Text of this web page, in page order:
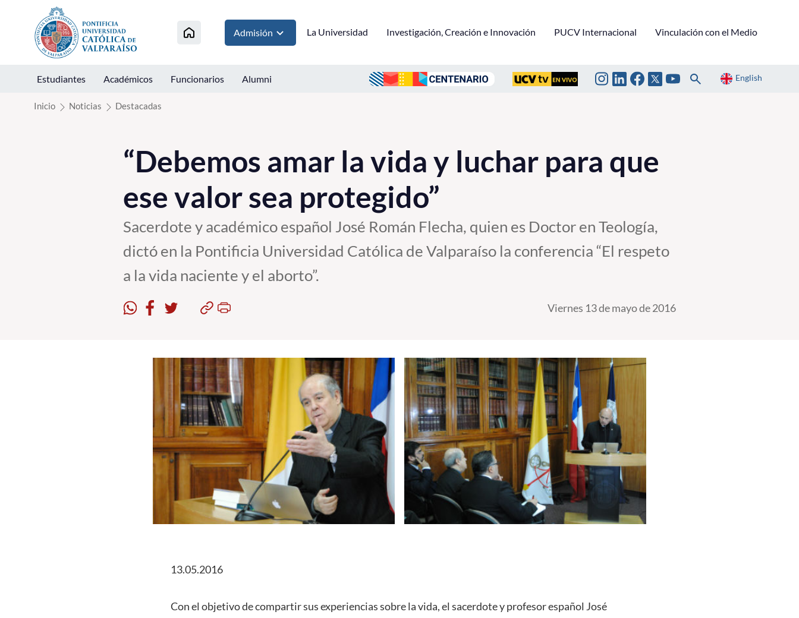
Click acá para ir directamente al contenido
Admisión La Universidad Investigación, Creación e Innovación PUCV Internacional Vinculación con el Medio
Estudiantes Académicos Funcionarios Alumni English
Inicio Noticias Destacadas
“Debemos amar la vida y luchar para que
ese valor sea protegido”
Sacerdote y académico español José Román Flecha, quien es Doctor en Teología,
dictó en la Pontificia Universidad Católica de Valparaíso la conferencia “El respeto
a la vida naciente y el aborto”.
Viernes 13 de mayo de 2016
13.05.2016
Con el objetivo de compartir sus experiencias sobre la vida, el sacerdote y profesor español José